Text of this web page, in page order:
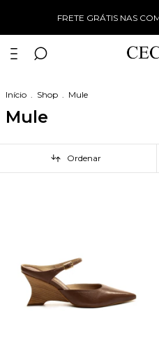
WINTER SALE
Início . Shop . Mule
Mule
Ordenar